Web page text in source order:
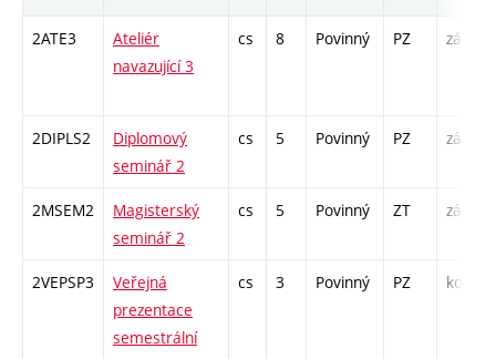
2ATE3
Ateliér
navazující 3
cs 8 Povinný PZ zá
2DIPLS2
Diplomový
seminář 2
cs 5 Povinný PZ zá
2MSEM2
Magisterský
seminář 2
cs 5 Povinný ZT zá
2VEPSP3
Veřejná
prezentace
semestrální
cs 3 Povinný PZ kol